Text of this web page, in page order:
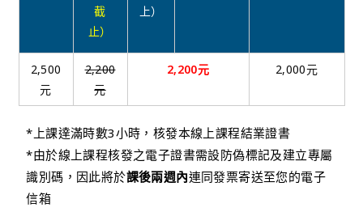
截
止）
上）
2,500
元
2,200
元
2,200元 2,000元
*上課達滿時數3小時，核發本線上課程結業證書
*由於線上課程核發之電子證書需設防偽標記及建立專屬
識別碼，因此將於課後兩週內連同發票寄送至您的電子
信箱